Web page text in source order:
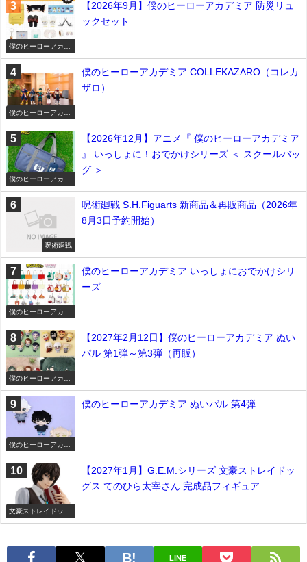
僕のヒーローアカデ
ミア
【2026年9月】僕のヒーローアカデミア 防災リュ
ックセット
僕のヒーローアカデ
ミア
僕のヒーローアカデミア COLLEKAZARO（コレカ
ザロ）
僕のヒーローアカデ
ミア
【2026年12月】アニメ『 僕のヒーローアカデミア
』 いっしょに！おでかけシリーズ ＜ スクールバッ
グ ＞
呪術廻戦
呪術廻戦 S.H.Figuarts 新商品＆再販商品（2026年
8月3日予約開始）
僕のヒーローアカデ
ミア
僕のヒーローアカデミア いっしょにおでかけシリ
ーズ
僕のヒーローアカデ
ミア
【2027年2月12日】僕のヒーローアカデミア ぬい
パル 第1弾～第3弾（再販）
僕のヒーローアカデ
ミア
僕のヒーローアカデミア ぬいパル 第4弾
文豪ストレイドッグ
ス
【2027年1月】G.E.M.シリーズ 文豪ストレイドッ
グス てのひら太宰さん 完成品フィギュア
LINE